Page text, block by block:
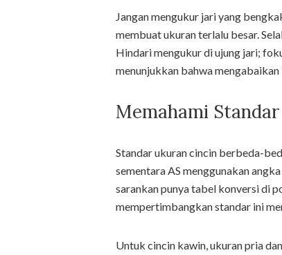
Jangan mengukur jari yang
membuat ukuran terlalu besar.
Hindari mengukur di ujung jari;
menunjukkan bahwa
Memahami
Standar ukuran cincin berbeda-
sementara AS menggunakan
sarankan punya tabel konversi di
mempertimbangkan standar ini
Untuk cincin kawin, ukuran pria